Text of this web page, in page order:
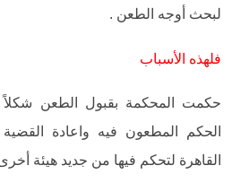
لبحث أوجه الطعن .
فلهذه الأسباب
حكمت المحكمة بقبول الطعن
الحكم المطعون فيه واعادة
القاهرة لتحكم فيها من جديد هيئة